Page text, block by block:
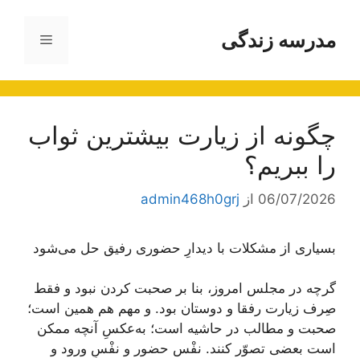
محتوامدرسه زندگی فهرست
چگونه از زیارت بیشترین ثواب
را ببریم؟
06/07/2026 از admin468h0grj
بسیاری از مشکلات با دیدارِ حضوری رفیق حل می‌شود
گرچه در مجلس امروز، بنا بر صحبت کردن نبود و فقط
صِرف زیارت رفقا و دوستان بود. و مهم هم همین است؛
صحبت و مطالب در حاشیه است؛ به‌عکسِ آنچه ممکن
است بعضی‌ تصوّر کنند. نفْس حضور و نفْسِ ورود و